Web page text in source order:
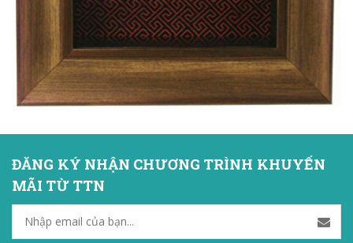
ĐĂNG KÝ NHẬN CHƯƠNG TRÌNH KHUYẾN
MÃI TỪ TTN